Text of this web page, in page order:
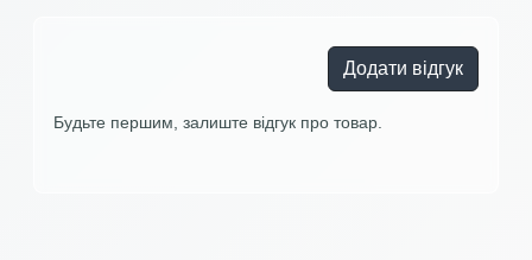
Додати відгук
Будьте першим, залиште відгук про товар.